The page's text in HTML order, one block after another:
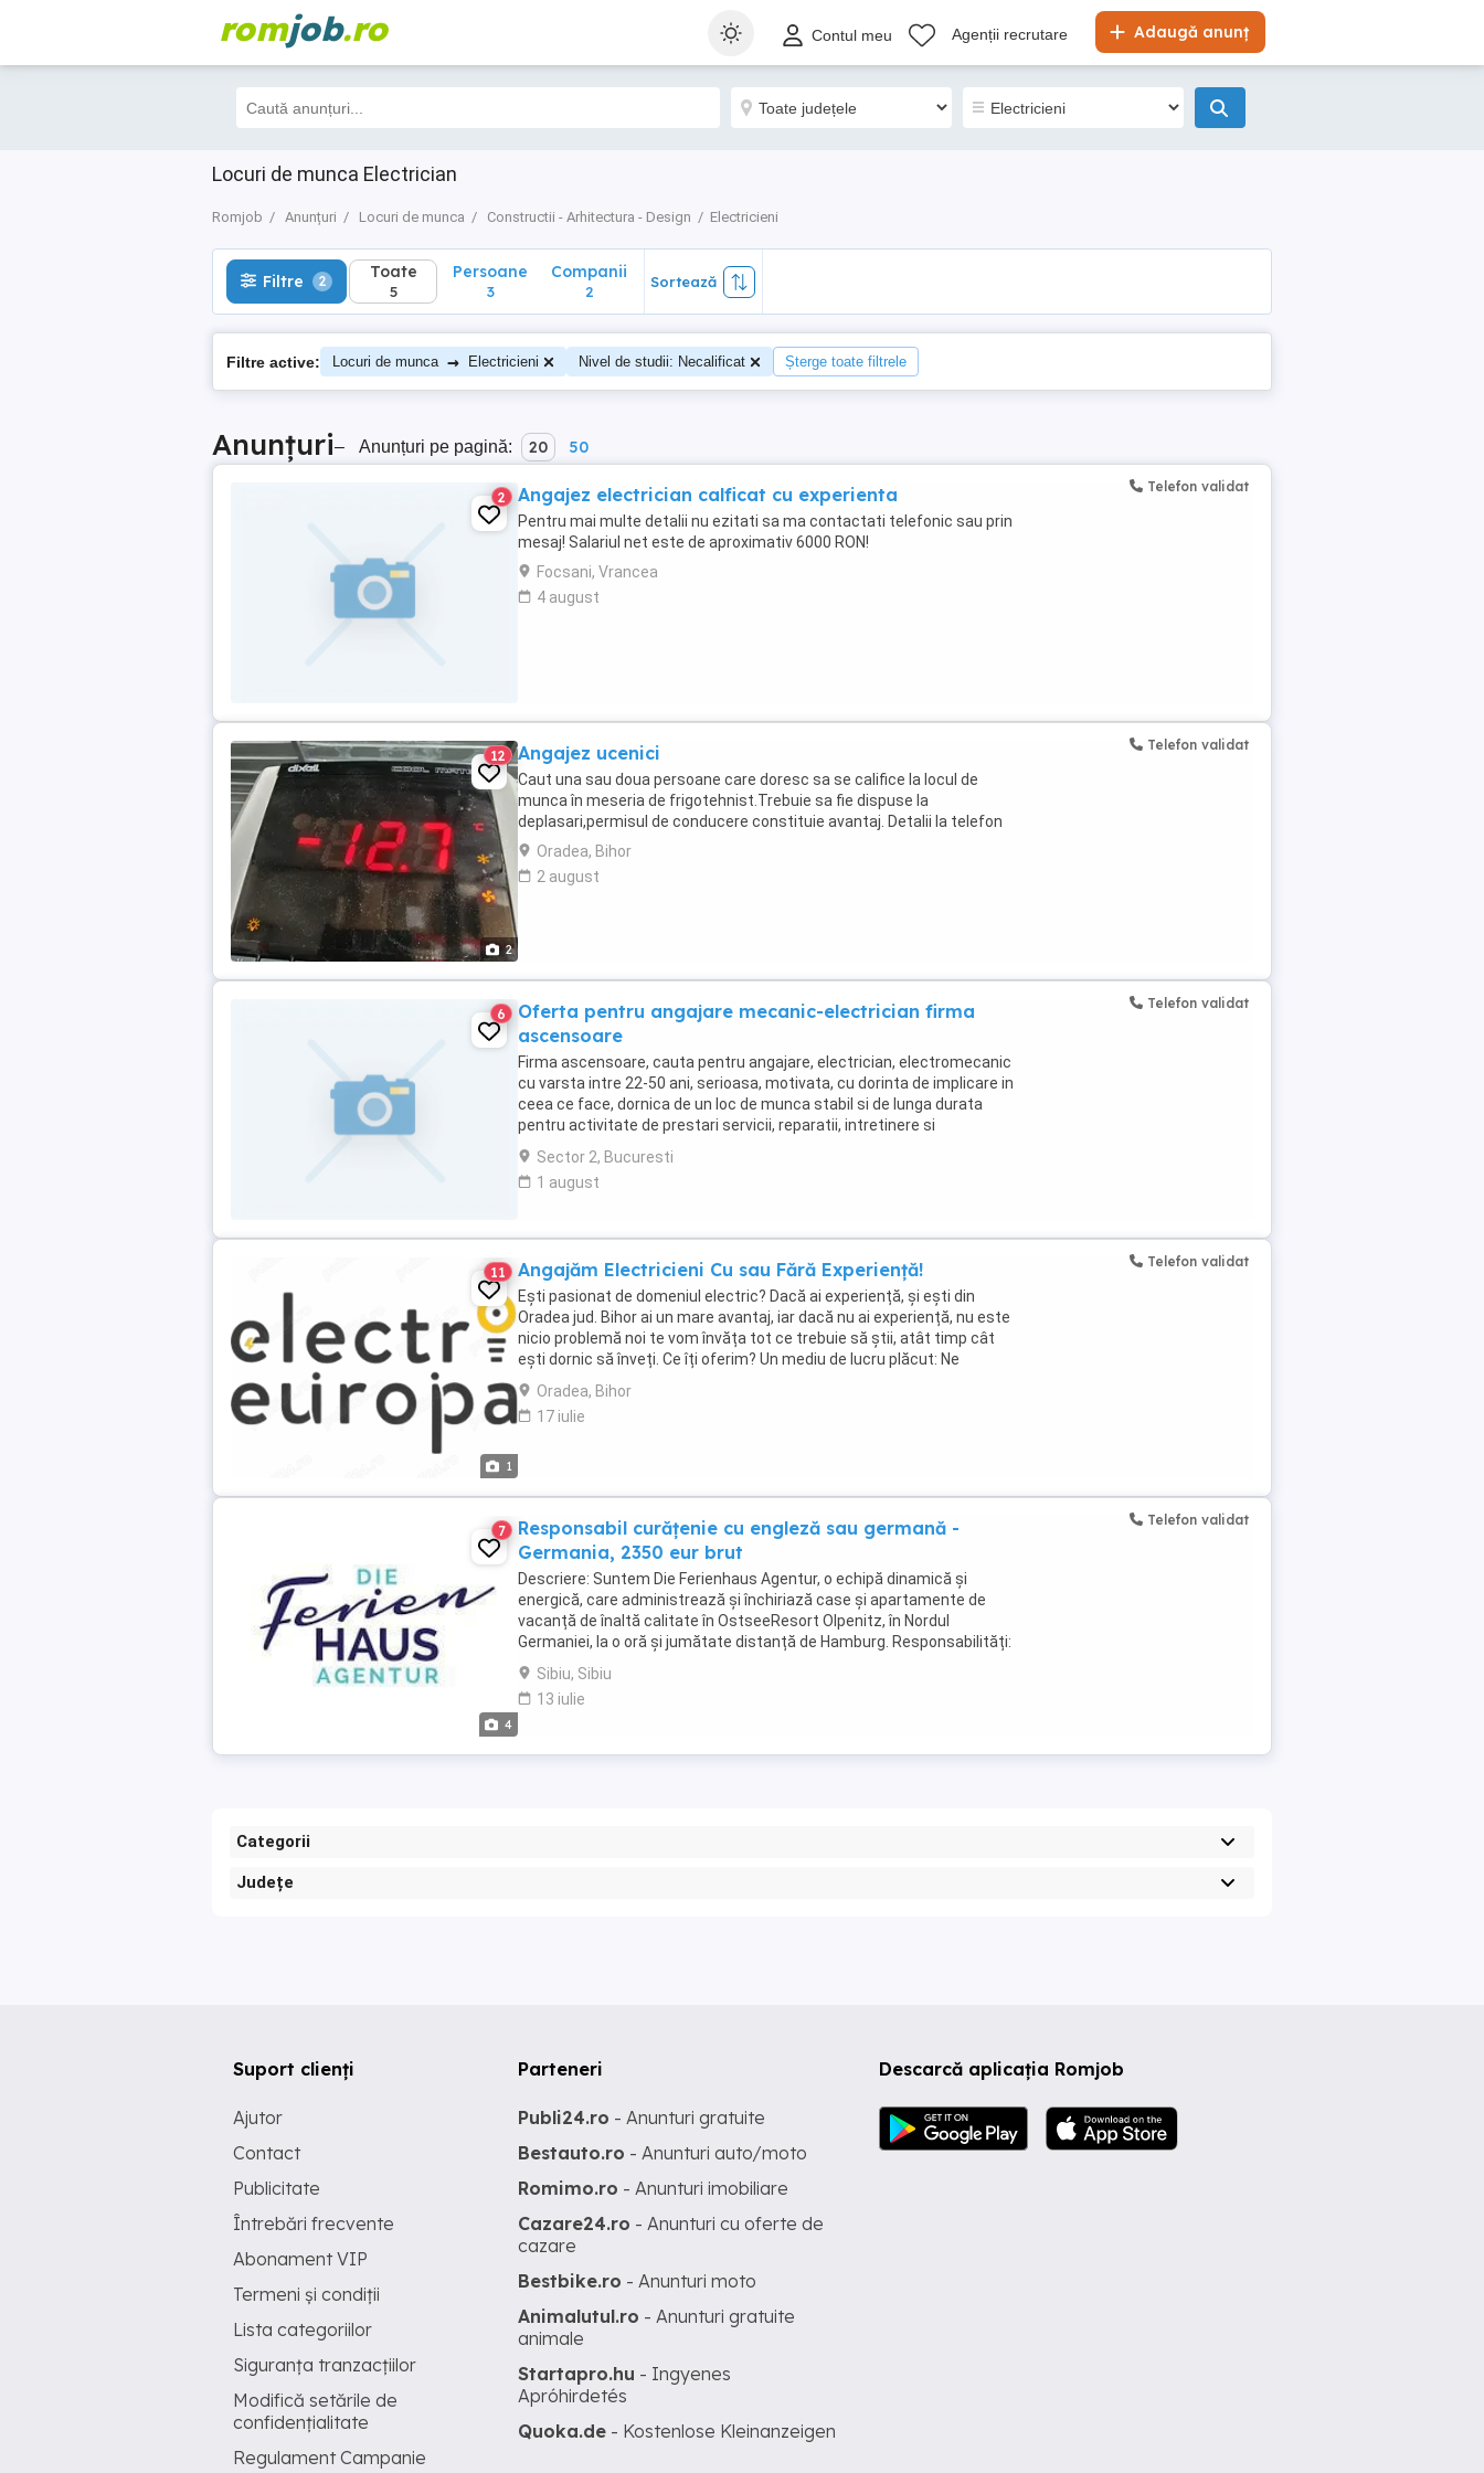
romjob.ro Adaugă anunț
Contul meu Agenții recrutare
Locuri de munca Electrician
Romjob Anunțuri Locuri de munca Constructii - Arhitectura - Design Electricieni
Filtre 2 Toate
5
Filtre 2 Toate
5
Persoane
3
Companii
2
Sortează
Filtre active: Locuri de munca → Electricieni Nivel de studii: Necalificat Șterge toate filtrele
Anunțuri– Anunțuri pe pagină: 20 50
2 Angajez electrician calficat cu experienta
Pentru mai multe detalii nu ezitati sa ma contactati telefonic sau prin
mesaj! Salariul net este de aproximativ 6000 RON!
Focsani, Vrancea
4 august
Telefon validat
2
12 Angajez ucenici
Caut una sau doua persoane care doresc sa se califice la locul de
munca în meseria de frigotehnist.Trebuie sa fie dispuse la
deplasari,permisul de conducere constituie avantaj. Detalii la telefon
Oradea, Bihor
2 august
Telefon validat
6
Oferta pentru angajare mecanic-electrician firma
ascensoare
Firma ascensoare, cauta pentru angajare, electrician, electromecanic
cu varsta intre 22-50 ani, serioasa, motivata, cu dorinta de implicare in
ceea ce face, dornica de un loc de munca stabil si de lunga durata
pentru activitate de prestari servicii, reparatii, intretinere si
mentenanta ascensoare (in ...
Sector 2, Bucuresti
1 august
Telefon validat
1
11 Angajăm Electricieni Cu sau Fără Experiență!
Ești pasionat de domeniul electric? Dacă ai experiență, și ești din
Oradea jud. Bihor ai un mare avantaj, iar dacă nu ai experiență, nu este
nicio problemă noi te vom învăța tot ce trebuie să știi, atât timp cât
ești dornic să înveți. Ce îți oferim? Un mediu de lucru plăcut: Ne
asigurăm că vei lucra ...
Oradea, Bihor
17 iulie
Telefon validat
4
7
Responsabil curățenie cu engleză sau germană -
Germania, 2350 eur brut
Descriere: Suntem Die Ferienhaus Agentur, o echipă dinamică și
energică, care administrează și închiriază case și apartamente de
vacanță de înaltă calitate în OstseeResort Olpenitz, în Nordul
Germaniei, la o oră și jumătate distanță de Hamburg. Responsabilități:
curățenia temeinică a apartamentelor ...
Sibiu, Sibiu
13 iulie
Telefon validat
Categorii
Județe
Descarcă aplicația Romjob
Suport clienți
Ajutor
Contact
Publicitate
Întrebări frecvente
Abonament VIP
Termeni și condiții
Lista categoriilor
Siguranța tranzacțiilor
Modifică setările de
confidențialitate
Regulament Campanie
Parteneri
Publi24.ro - Anunturi gratuite
Bestauto.ro - Anunturi auto/moto
Romimo.ro - Anunturi imobiliare
Cazare24.ro - Anunturi cu oferte de
cazare
Bestbike.ro - Anunturi moto
Animalutul.ro - Anunturi gratuite
animale
Startapro.hu - Ingyenes
Apróhirdetés
Quoka.de - Kostenlose Kleinanzeigen